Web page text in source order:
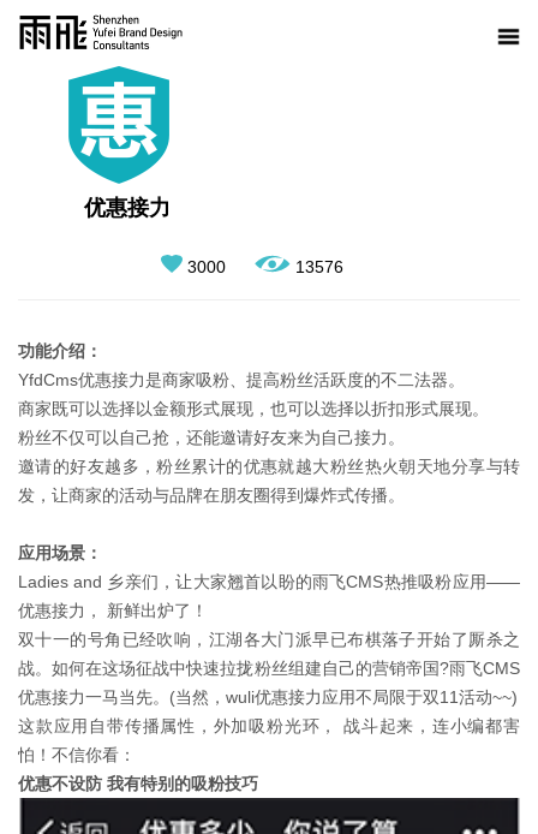
优惠接力
3000 13576
功能介绍：
YfdCms优惠接力是商家吸粉、提高粉丝活跃度的不二法器。
商家既可以选择以金额形式展现，也可以选择以折扣形式展现。
粉丝不仅可以自己抢，还能邀请好友来为自己接力。
邀请的好友越多，粉丝累计的优惠就越大粉丝热火朝天地分享与转
发，让商家的活动与品牌在朋友圈得到爆炸式传播。
应用场景：
Ladies and 乡亲们，让大家翘首以盼的雨飞CMS热推吸粉应用——
优惠接力， 新鲜出炉了！
双十一的号角已经吹响，江湖各大门派早已布棋落子开始了厮杀之
战。如何在这场征战中快速拉拢粉丝组建自己的营销帝国?雨飞CMS
优惠接力一马当先。(当然，wuli优惠接力应用不局限于双11活动~~)
这款应用自带传播属性，外加吸粉光环， 战斗起来，连小编都害
怕！不信你看：
优惠不设防 我有特别的吸粉技巧